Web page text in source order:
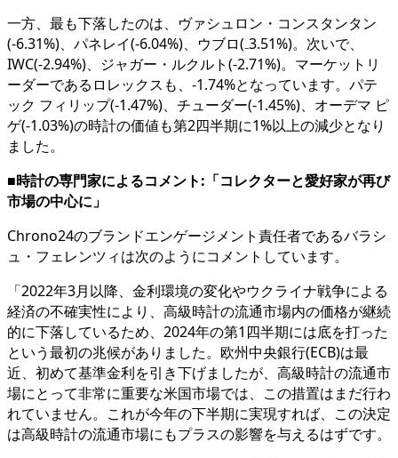
一方、最も下落したのは、ヴァシュロン・コンスタンタン
(-6.31%)、パネレイ(-6.04%)、ウブロ(₋3.51%)。次いで、
IWC(-2.94%)、ジャガー・ルクルト(-2.71%)。マーケットリ
ーダーであるロレックスも、-1.74%となっています。パテ
ック フィリップ(-1.47%)、チューダー(-1.45%)、オーデマ ピ
ゲ(-1.03%)の時計の価値も第2四半期に1%以上の減少となり
ました。
■時計の専門家によるコメント:「コレクターと愛好家が再び
市場の中心に」
Chrono24のブランドエンゲージメント責任者であるバラシ
ュ・フェレンツィは次のようにコメントしています。
「2022年3月以降、金利環境の変化やウクライナ戦争による
経済の不確実性により、高級時計の流通市場内の価格が継続
的に下落しているため、2024年の第1四半期には底を打った
という最初の兆候がありました。欧州中央銀行(ECB)は最
近、初めて基準金利を引き下げましたが、高級時計の流通市
場にとって非常に重要な米国市場では、この措置はまだ行わ
れていません。これが今年の下半期に実現すれば、この決定
は高級時計の流通市場にもプラスの影響を与えるはずです。